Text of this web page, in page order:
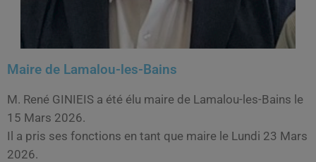
Maire de Lamalou-les-Bains
M. René GINIEIS a été élu maire de Lamalou-les-Bains le
15 Mars 2026.
Il a pris ses fonctions en tant que maire le Lundi 23 Mars
2026.